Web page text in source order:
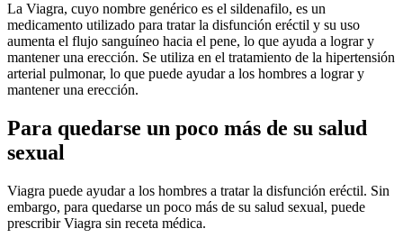
La Viagra, cuyo nombre genérico es el sildenafilo, es un
medicamento utilizado para tratar la disfunción eréctil y su uso
aumenta el flujo sanguíneo hacia el pene, lo que ayuda a lograr y
mantener una erección. Se utiliza en el tratamiento de la hipertensión
arterial pulmonar, lo que puede ayudar a los hombres a lograr y
mantener una erección.
Para quedarse un poco más de su salud
sexual
Viagra puede ayudar a los hombres a tratar la disfunción eréctil. Sin
embargo, para quedarse un poco más de su salud sexual, puede
prescribir Viagra sin receta médica.